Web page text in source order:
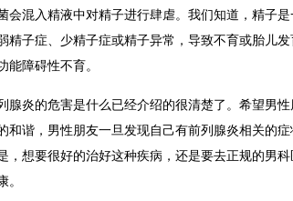
会混入精液中对精子进行肆虐。我们知道，精子
精子症、少精子症或精子异常，导致不育或胎儿
能障碍性不育。
炎的危害是什么已经介绍的很清楚了。希望男性
和谐，男性朋友一旦发现自己有前列腺炎相关的
，想要很好的治好这种疾病，还是要去正规的男
。